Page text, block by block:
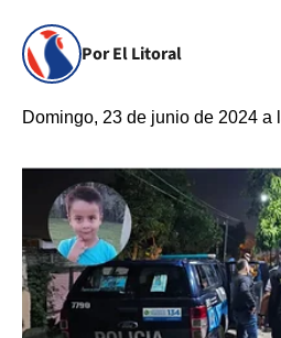
Por El Litoral
Domingo, 23 de junio de 2024 a